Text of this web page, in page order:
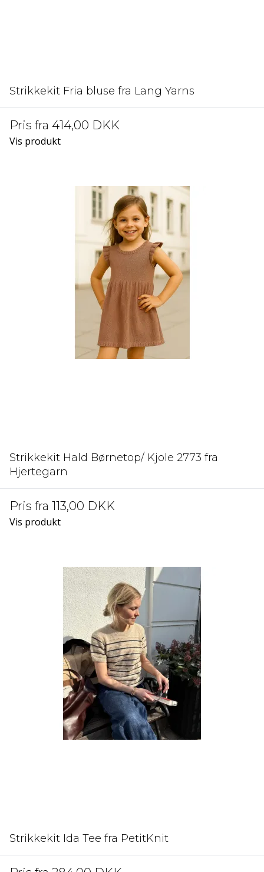
Strikkekit Fria bluse fra Lang Yarns
Pris fra 414,00 DKK
Vis produkt
Strikkekit Hald Børnetop/ Kjole 2773 fra
Hjertegarn
Pris fra 113,00 DKK
Vis produkt
Strikkekit Ida Tee fra PetitKnit